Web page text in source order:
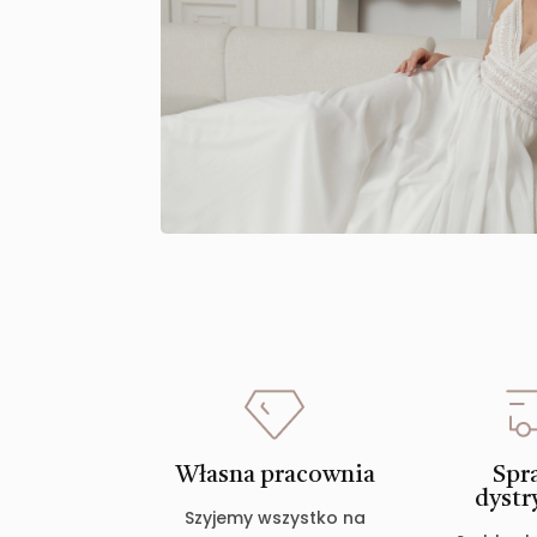
Własna pracownia
Szyjemy wszystko na